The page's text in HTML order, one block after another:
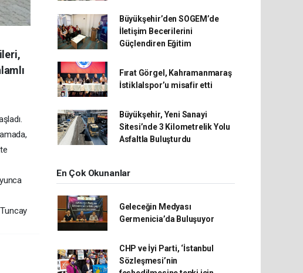
Büyükşehir’den SOGEM’de
İletişim Becerilerini
Güçlendiren Eğitim
Fırat Görgel, Kahramanmaraş
İstiklalspor’u misafir etti
Büyükşehir, Yeni Sanayi
Sitesi’nde 3 Kilometrelik Yolu
Asfaltla Buluşturdu
En Çok Okunanlar
Geleceğin Medyası
Germenicia’da Buluşuyor
CHP ve İyi Parti, ‘İstanbul
Sözleşmesi’nin